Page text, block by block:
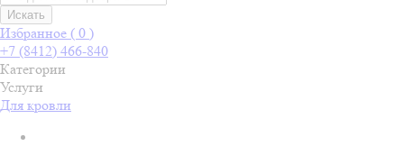
Искать
Избранное ( 0 )
+7 (8412) 466-840
Категории
Услуги
Для кровли